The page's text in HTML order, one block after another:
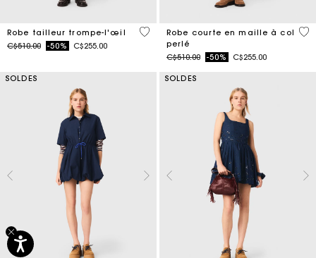
Robe tailleur trompe-l'œil
Price reduced from
C$510.00to-50% C$255.00
4 out of 5 Customer Rating
Robe courte en maille à col
perlé
Price reduced from
C$510.00to-50% C$255.00
3,3
SOLDES SOLDES